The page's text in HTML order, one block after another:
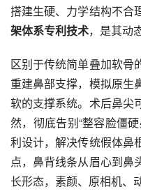
搭建生硬、力学结构不合
架体系专利技术，是其动
区别于传统简单叠加软骨
重建鼻部支撑，模拟原生
软的支撑系统。术后鼻尖
然，彻底告别“整容脸僵
利设计，解决传统假体鼻
点，鼻背线条从眉心到鼻
长形态，素颜、原相机、